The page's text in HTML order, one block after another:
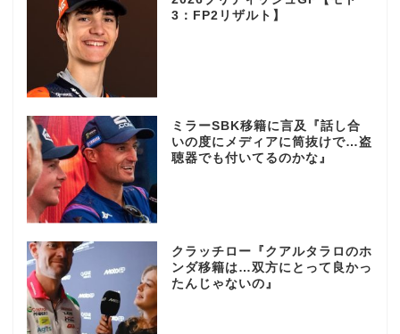
3：FP2リザルト】
ミラーSBK移籍に言及『話し合
いの度にメディアに筒抜けで…盗
聴器でも付いてるのかな』
クラッチロー『クアルタラロのホ
ンダ移籍は…双方にとって良かっ
たんじゃないの』